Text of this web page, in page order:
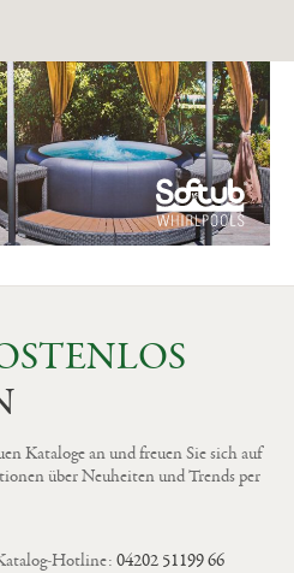
Kataloge an und freuen Sie sich auf
über Neuheiten und Trends per
Hotline: 04202 51199 66